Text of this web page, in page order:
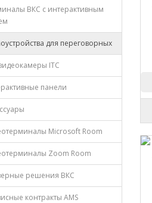
ВКС с интерактивным
для переговорных
ITC
панели
Microsoft Room
Zoom Room
решения ВКС
контракты AMS